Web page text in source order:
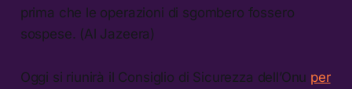
prima che le operazioni di sgombero fossero
sospese. (Al Jazeera)
Oggi si riunirà il Consiglio di Sicurezza dell’Onu per